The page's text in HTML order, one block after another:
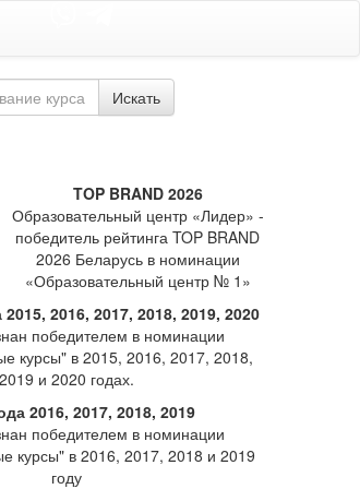
Искать
TOP BRAND 2026
Образовательный центр «Лидер» -
победитель рейтинга TOP BRAND
2026 Беларусь в номинации
«Образовательный центр № 1»
2016, 2017, 2018, 2019, 2020
победителем в номинации
курсы" в 2015, 2016, 2017, 2018,
2019 и 2020 годах.
2016, 2017, 2018, 2019
победителем в номинации
курсы" в 2016, 2017, 2018 и 2019
году